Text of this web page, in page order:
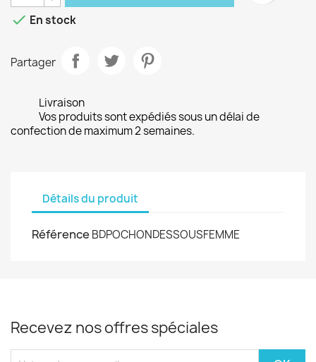
 En stock
Partager
Livraison
Vos produits sont expédiés sous un délai de
confection de maximum 2 semaines.
Détails du produit
Référence BDPOCHONDESSOUSFEMME
Recevez nos offres spéciales